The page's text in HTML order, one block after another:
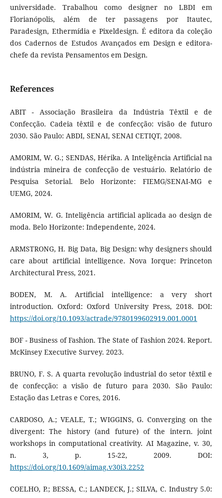
universidade. Trabalhou como designer no LBDI em
Florianópolis, além de ter passagens por Itautec,
Paradesign, Ethermídia e Pixeldesign. É editora da coleção
dos Cadernos de Estudos Avançados em Design e editora-
chefe da revista Pensamentos em Design.
References
ABIT - Associação Brasileira da Indústria Têxtil e de
Confecção. Cadeia têxtil e de confecção: visão de futuro
2030. São Paulo: ABDI, SENAI, SENAI CETIQT, 2008.
AMORIM, W. G.; SENDAS, Hérika. A Inteligência Artificial na
indústria mineira de confecção de vestuário. Relatório de
Pesquisa Setorial. Belo Horizonte: FIEMG/SENAI-MG e
UEMG, 2024.
AMORIM, W. G. Inteligência artificial aplicada ao design de
moda. Belo Horizonte: Independente, 2024.
ARMSTRONG, H. Big Data, Big Design: why designers should
care about artificial intelligence. Nova Iorque: Princeton
Architectural Press, 2021.
BODEN, M. A. Artificial intelligence: a very short
introduction. Oxford: Oxford University Press, 2018. DOI:
https://doi.org/10.1093/actrade/9780199602919.001.0001
BOF - Business of Fashion. The State of Fashion 2024. Report.
McKinsey Executive Survey. 2023.
BRUNO, F. S. A quarta revolução industrial do setor têxtil e
de confecção: a visão de futuro para 2030. São Paulo:
Estação das Letras e Cores, 2016.
CARDOSO, A.; VEALE, T.; WIGGINS, G. Converging on the
divergent: The history (and future) of the intern. joint
workshops in computational creativity. AI Magazine, v. 30,
n. 3, p. 15-22, 2009. DOI:
https://doi.org/10.1609/aimag.v30i3.2252
COELHO, P.; BESSA, C.; LANDECK, J.; SILVA, C. Industry 5.0: